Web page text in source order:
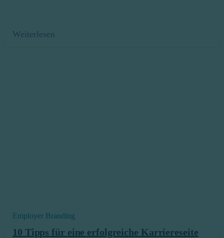
Weiterlesen
Employer Branding
10 Tipps für eine erfolgreiche Karriereseite